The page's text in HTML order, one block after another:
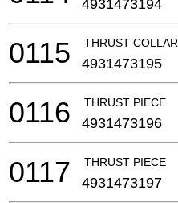
4931473194
THRUST COLLAR
0115 4931473195
THRUST PIECE
0116 4931473196
THRUST PIECE
0117 4931473197